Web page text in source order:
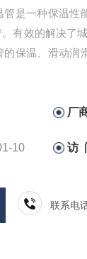
是一种保温性
有效的解决了
保温、滑动润
厂
10 访
联系电